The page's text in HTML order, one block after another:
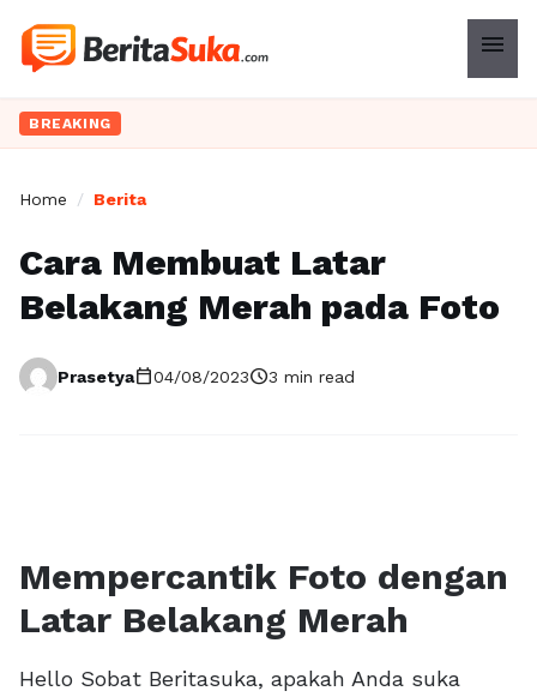
menu
BREAKING
Home / Berita
Cara Membuat Latar
Belakang Merah pada Foto
Prasetyacalendar_today04/08/2023schedule3 min read
Mempercantik Foto dengan
Latar Belakang Merah
Hello Sobat Beritasuka, apakah Anda suka